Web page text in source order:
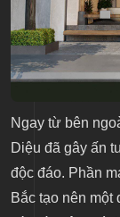
Ngay từ bên
Diệu đã gây ấn
độc đáo. Phần
Bắc tạo nên một